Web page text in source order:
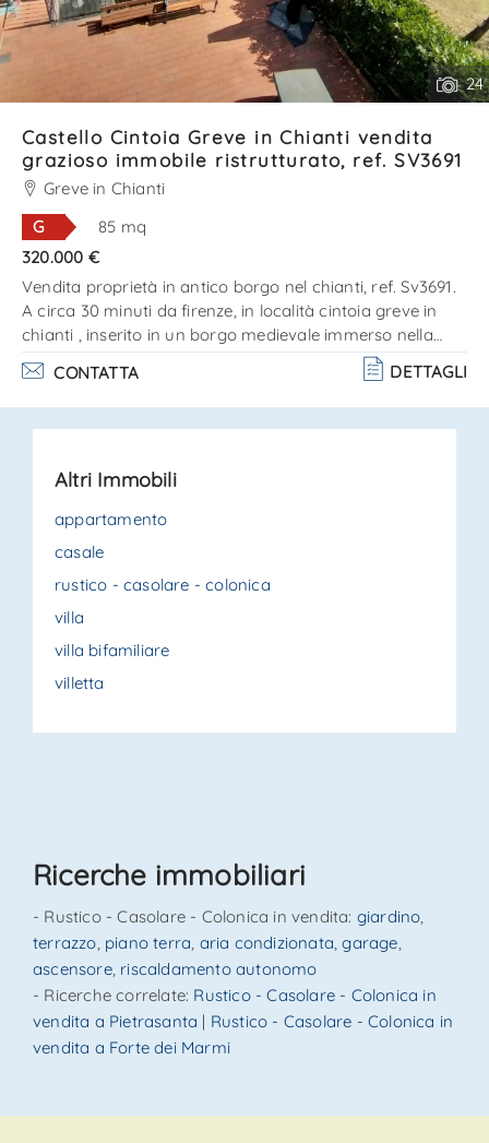
24
Castello Cintoia Greve in Chianti vendita
grazioso immobile ristrutturato, ref. SV3691
Greve in Chianti
G
85 mq
320.000 €
Vendita proprietà in antico borgo nel chianti, ref. Sv3691.
A circa 30 minuti da firenze, in località cintoia greve in
chianti , inserito in un borgo medievale immerso nella
natura, proponiamo in vendita questo delizioso immobile,
libero su tre lati e disposto su due livelli. La
ristrutturazione è stata effettuata nel rispetto dei
particolari architettonici originali della struttura. Il piano
CONTATTA DETTAGLI
Altri Immobili
appartamento
casale
rustico - casolare - colonica
villa
villa bifamiliare
villetta
Ricerche immobiliari
- Rustico - Casolare - Colonica in vendita: giardino
terrazzo piano terra aria condizionata ,garage
ascensore, riscaldamento autonomo
- Ricerche correlate: Rustico - Casolare - Colonica in
vendita a Pietrasanta | Rustico - Casolare - Colonica in
vendita a Forte dei Marmi